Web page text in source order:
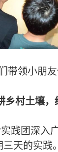
带领小朋
乡村土壤，
践团深入
天的实践